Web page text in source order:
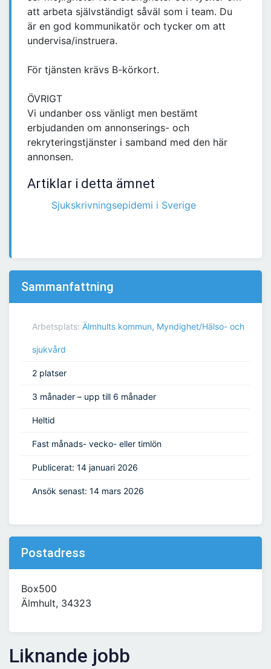
att arbeta självständigt såväl som i team. Du
är en god kommunikatör och tycker om att
undervisa/instruera.
För tjänsten krävs B-körkort.
ÖVRIGT
Vi undanber oss vänligt men bestämt
erbjudanden om annonserings- och
rekryteringstjänster i samband med den här
annonsen.
Artiklar i detta ämnet
Sjukskrivningsepidemi i Sverige
Sammanfattning
Arbetsplats: Älmhults kommun, Myndighet/Hälso- och
sjukvård
2 platser
3 månader – upp till 6 månader
Heltid
Fast månads- vecko- eller timlön
Publicerat: 14 januari 2026
Ansök senast: 14 mars 2026
Postadress
Box500
Älmhult, 34323
Liknande jobb